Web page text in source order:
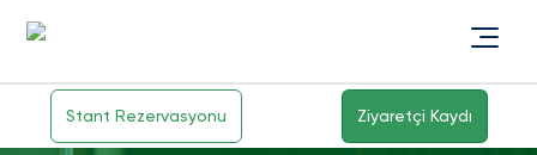
Stant Rezervasyonu Ziyaretçi Kaydı